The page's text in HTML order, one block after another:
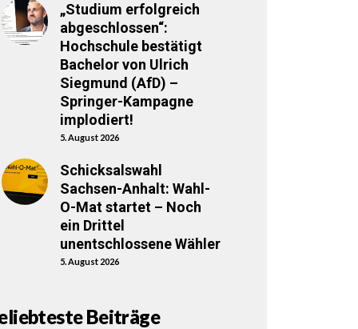
„Studium erfolgreich
abgeschlossen“:
Hochschule bestätigt
Bachelor von Ulrich
Siegmund (AfD) –
Springer-Kampagne
implodiert!
5. August 2026
Schicksalswahl
Sachsen-Anhalt: Wahl-
O-Mat startet – Noch
ein Drittel
unentschlossene Wähler
5. August 2026
Beiträge